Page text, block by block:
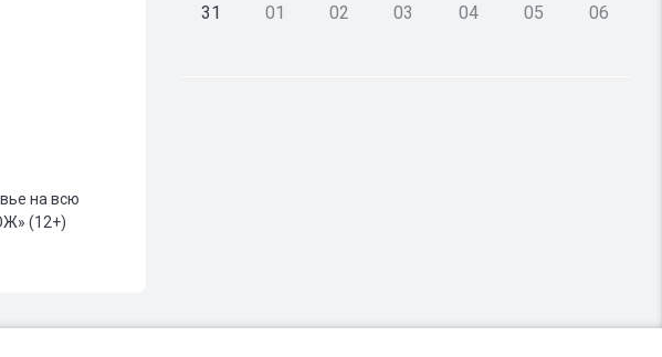
на всю
(12+)
31 01 02 03 04 05 06